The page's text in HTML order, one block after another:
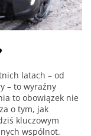
latach – od
– to wyraźny
to obowiązek nie
o tym, jak
kluczowym
wspólnot.